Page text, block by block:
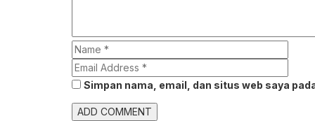
Simpan nama, email, dan situs web saya